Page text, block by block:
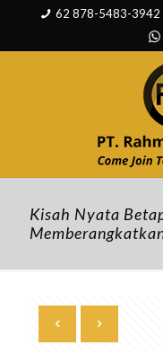
62 878-5483-3942
Kisah Nyata